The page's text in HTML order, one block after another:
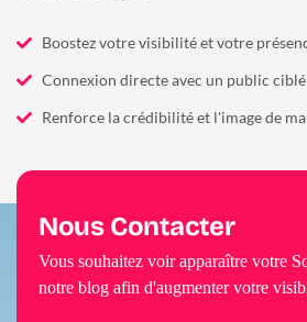
Boostez votre visibilité et votre
Connexion directe avec un public ciblé
Renforce la crédibilité et l'image de
Nous Contacter
Vous souhaitez voir apparaître votre
notre blog afin d'augmenter votre